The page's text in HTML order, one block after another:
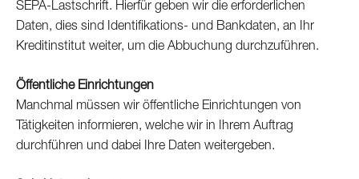
SEPA-Lastschrift. Hierfür geben wir die erforderlichen
Daten, dies sind Identifikations- und Bankdaten, an Ihr
Kreditinstitut weiter, um die Abbuchung durchzuführen.
Öffentliche Einrichtungen
Manchmal müssen wir öffentliche Einrichtungen von
Tätigkeiten informieren, welche wir in Ihrem Auftrag
durchführen und dabei Ihre Daten weitergeben.